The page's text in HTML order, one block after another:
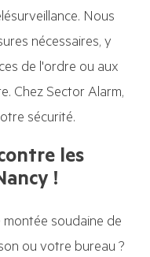
Nous
nécessaires, y
de l'ordre ou aux
Chez Sector Alarm,
sécurité.
les
!
montée soudaine de
ou votre bureau ?